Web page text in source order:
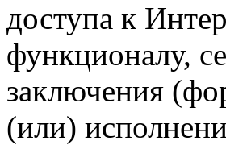
доступа к
функционалу,
заключения
(или)